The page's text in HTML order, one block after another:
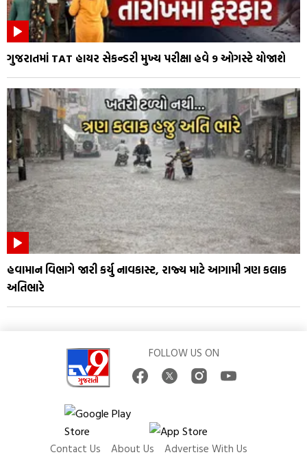
ગુજરાતમાં TAT હાયર સેકન્ડરી મુખ્ય પરીક્ષા હવે 9 ઓગસ્ટે યોજાશે
હવામાન વિભાગે જારી કર્યુ નાવકાસ્ટ, રાજ્ય માટે આગામી ત્રણ કલાક
અતિભારે
FOLLOW US ON
Contact Us About Us Advertise With Us